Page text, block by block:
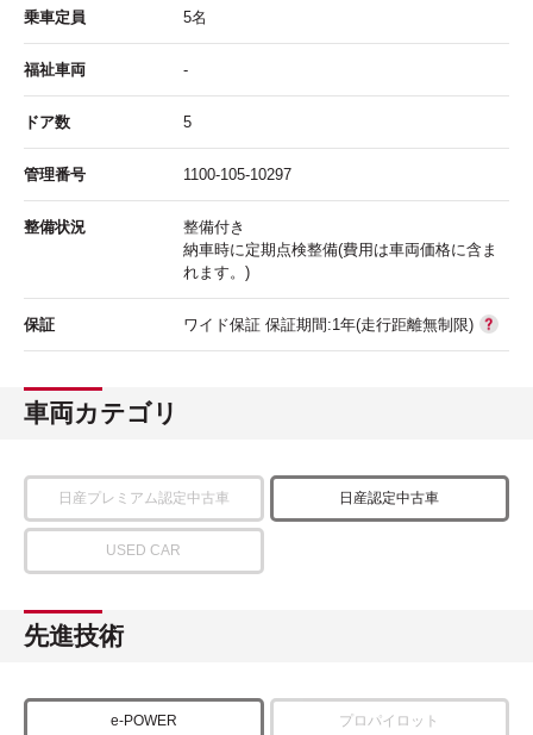
乗車定員 5名
福祉車両 -
ドア数 5
管理番号 1100-105-10297
整備状況
整備付き
納車時に定期点検整備(費用は車両価格に含ま
れます。)
保証 ワイド保証 保証期間:1年(走行距離無制限)
車両カテゴリ
日産プレミアム認定中古車 日産認定中古車
USED CAR
先進技術
e-POWER プロパイロット